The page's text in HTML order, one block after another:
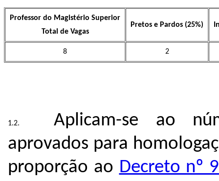
Professor do Magistério Superior
Total de Vagas
Pretos e Pardos (25%)
8 2
Aplicam-se ao
aprovados para
proporção ao Decreto nº